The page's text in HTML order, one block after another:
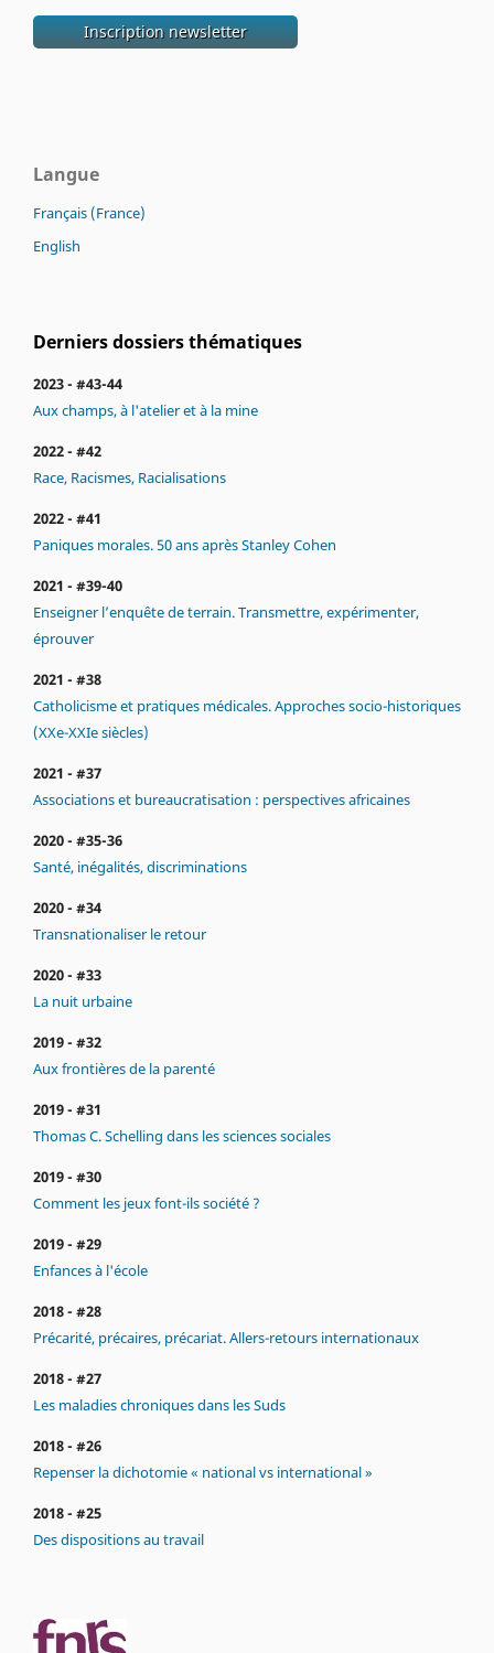
Langue
Français (France)
English
Derniers dossiers thématiques
2023 - #43-44
Aux champs, à l'atelier et à la mine
2022 - #42
Race, Racismes, Racialisations
2022 - #41
Paniques morales. 50 ans après Stanley Cohen
2021 - #39-40
Enseigner l’enquête de terrain. Transmettre, expérimenter,
éprouver
2021 - #38
Catholicisme et pratiques médicales. Approches socio-historiques
(XXe-XXIe siècles)
2021 - #37
Associations et bureaucratisation : perspectives africaines
2020 - #35-36
Santé, inégalités, discriminations
2020 - #34
Transnationaliser le retour
2020 - #33
La nuit urbaine
2019 - #32
Aux frontières de la parenté
2019 - #31
Thomas C. Schelling dans les sciences sociales
2019 - #30
Comment les jeux font-ils société ?
2019 - #29
Enfances à l'école
2018 - #28
Précarité, précaires, précariat. Allers-retours internationaux
2018 - #27
Les maladies chroniques dans les Suds
2018 - #26
Repenser la dichotomie « national vs international »
2018 - #25
Des dispositions au travail